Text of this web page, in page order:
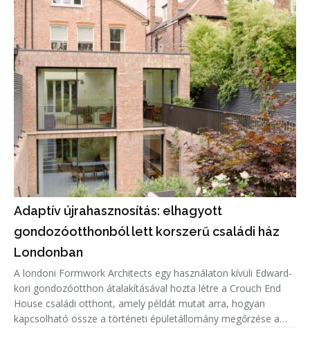
Adaptív újrahasznosítás: elhagyott
gondozóotthonból lett korszerű családi ház
Londonban
A londoni Formwork Architects egy használaton kívüli Edward-
kori gondozóotthon átalakításával hozta létre a Crouch End
House családi otthont, amely példát mutat arra, hogyan
kapcsolható össze a történeti épületállomány megőrzése a